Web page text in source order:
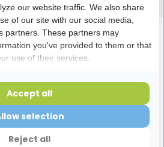
our website traffic. We also share
of our site with our social media,
partners. These partners may
you've provided to them or that
use of their services.
Reject all
selection
Accept all